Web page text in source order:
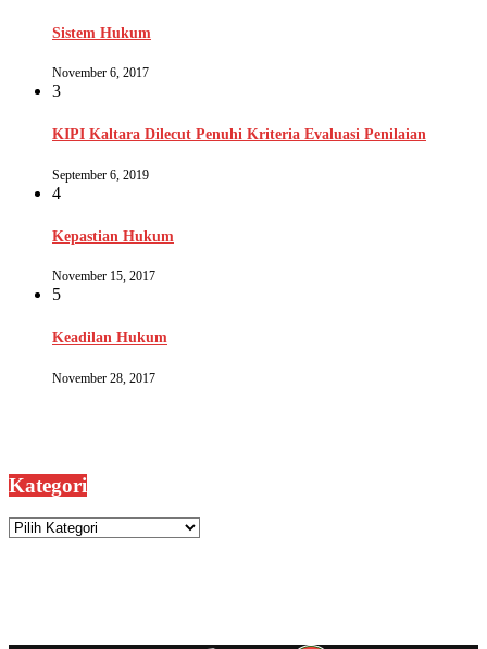
Sistem Hukum
November 6, 2017
3
KIPI Kaltara Dilecut Penuhi Kriteria Evaluasi Penilaian
September 6, 2019
4
Kepastian Hukum
November 15, 2017
5
Keadilan Hukum
November 28, 2017
Kategori
Kategori